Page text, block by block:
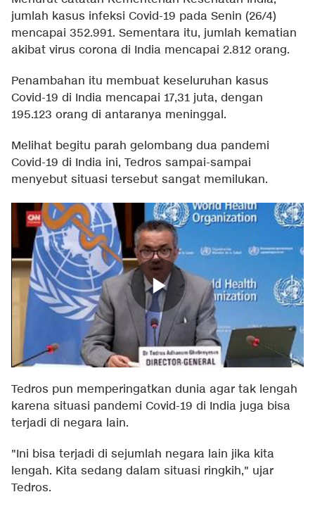
jumlah kasus infeksi Covid-19 pada Senin (26/4)
mencapai 352.991. Sementara itu, jumlah kematian
akibat virus corona di India mencapai 2.812 orang.
Penambahan itu membuat keseluruhan kasus
Covid-19 di India mencapai 17,31 juta, dengan
195.123 orang di antaranya meninggal.
Melihat begitu parah gelombang dua pandemi
Covid-19 di India ini, Tedros sampai-sampai
menyebut situasi tersebut sangat memilukan.
Tedros pun memperingatkan dunia agar tak lengah
karena situasi pandemi Covid-19 di India juga bisa
terjadi di negara lain.
"Ini bisa terjadi di sejumlah negara lain jika kita
lengah. Kita sedang dalam situasi ringkih," ujar
Tedros.